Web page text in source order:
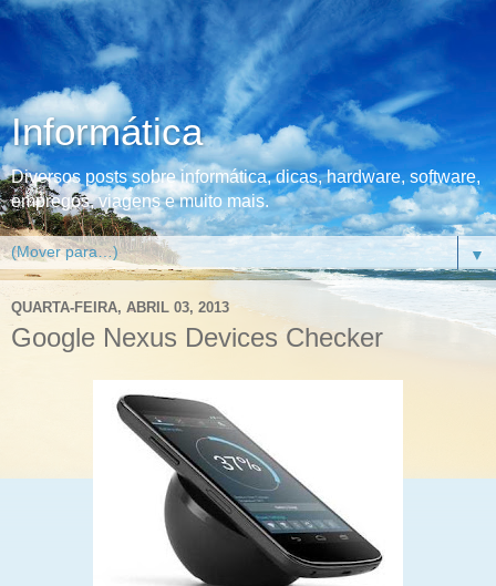
Informática
Diversos posts sobre informática, dicas, hardware, software,
empregos, viagens e muito mais.
▼
QUARTA-FEIRA, ABRIL 03, 2013
Google Nexus Devices Checker